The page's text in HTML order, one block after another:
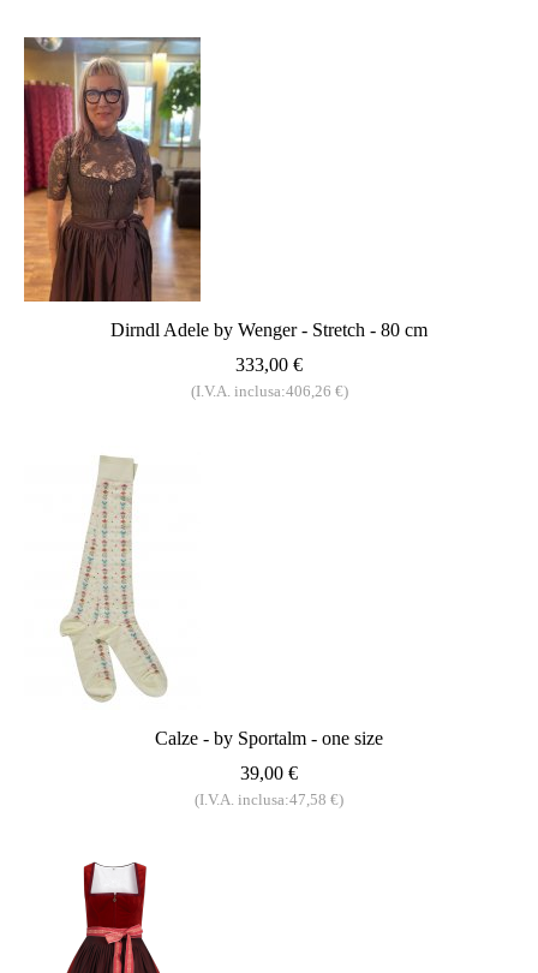
Dirndl Adele by Wenger - Stretch - 80 cm
333,00 €
(I.V.A. inclusa:406,26 €)
Calze - by Sportalm - one size
39,00 €
(I.V.A. inclusa:47,58 €)